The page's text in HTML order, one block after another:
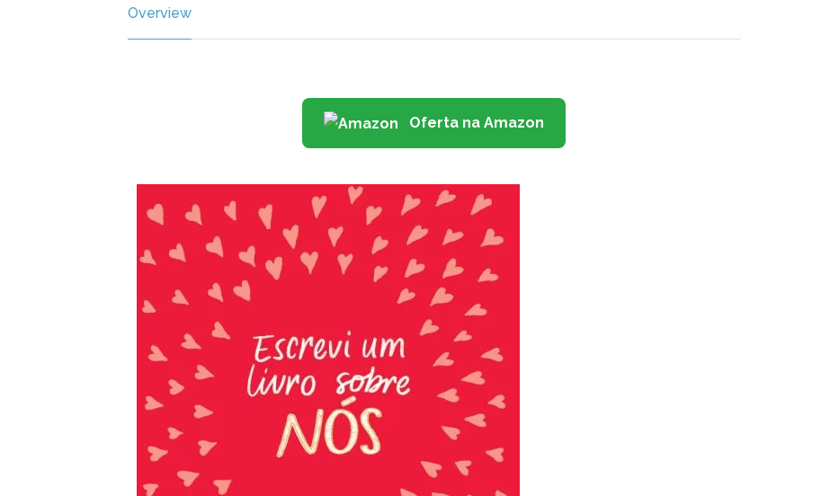
Overview
Oferta na Amazon